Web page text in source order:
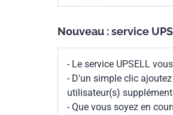
Nouveau : service
- Le service UPSELL
- D'un simple clic
utilisateur(s)
- Que vous soyez en